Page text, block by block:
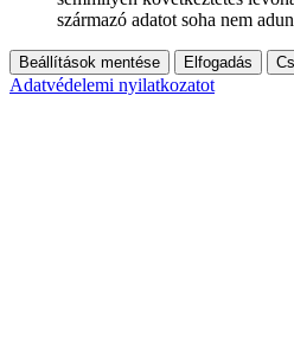
származó adatot soha nem
Beállítások mentése Elfogadás
Adatvédelemi nyilatkozatot